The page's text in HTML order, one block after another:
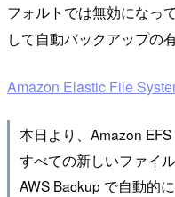
フォルトでは無効になっ
して自動バックアップの
Amazon Elastic File
本日より、Amazon
すべての新しいファイ
AWS Backup で自動的